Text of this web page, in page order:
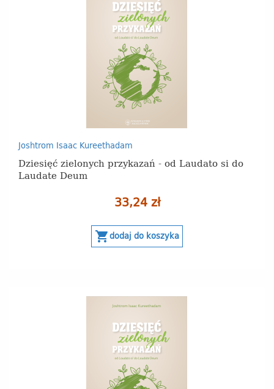
Joshtrom Isaac Kureethadam
Dziesięć zielonych przykazań - od Laudato si do
Laudate Deum
33,24 zł
shopping_cartdodaj do koszyka